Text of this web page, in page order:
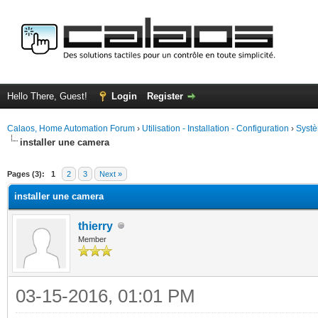
Hello There, Guest! Login Register
Calaos, Home Automation Forum › Utilisation - Installation - Configuration ›
installer une camera
Pages (3): 1 2 3 Next »
installer une camera
thierry
Member
03-15-2016, 01:01 PM